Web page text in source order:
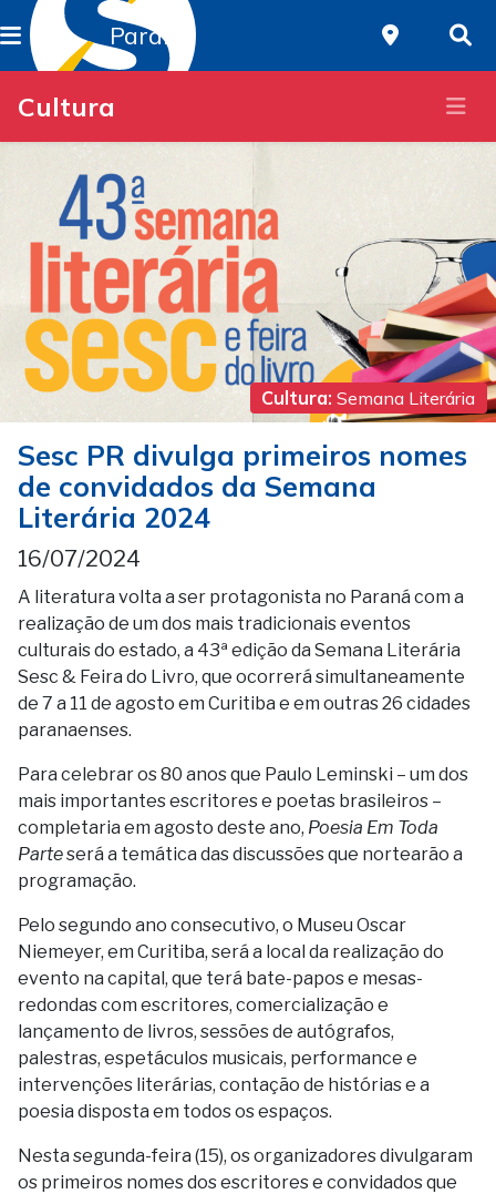
Paraná
Cultura
Cultura: Semana Literária
Sesc PR divulga primeiros nomes
de convidados da Semana
Literária 2024
16/07/2024
A literatura volta a ser protagonista no Paraná com a
realização de um dos mais tradicionais eventos
culturais do estado, a 43ª edição da Semana Literária
Sesc & Feira do Livro, que ocorrerá simultaneamente
de 7 a 11 de agosto em Curitiba e em outras 26 cidades
paranaenses.
Para celebrar os 80 anos que Paulo Leminski – um dos
mais importantes escritores e poetas brasileiros –
completaria em agosto deste ano, Poesia Em Toda
Parteserá a temática das discussões que nortearão a
programação.
Pelo segundo ano consecutivo, o Museu Oscar
Niemeyer, em Curitiba, será a local da realização do
evento na capital, que terá bate-papos e mesas-
redondas com escritores, comercialização e
lançamento de livros, sessões de autógrafos,
palestras, espetáculos musicais, performance e
intervenções literárias, contação de histórias e a
poesia disposta em todos os espaços.
Nesta segunda-feira (15), os organizadores divulgaram
os primeiros nomes dos escritores e convidados que